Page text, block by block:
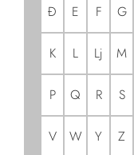
Đ E F G
K L Lj M
P Q R S
V W Y Z